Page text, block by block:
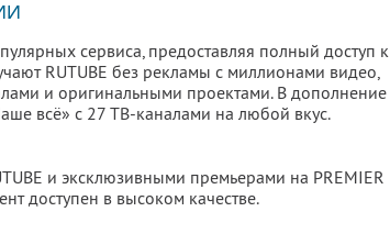
сервиса, предоставляя полный доступ к
RUTUBE без рекламы с миллионами видео,
и оригинальными проектами. В дополнение
всё» с 27 ТВ-каналами на любой вкус.
и эксклюзивными премьерами на PREMIER
доступен в высоком качестве.